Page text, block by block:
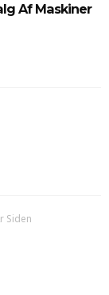
Af Maskiner
Siden